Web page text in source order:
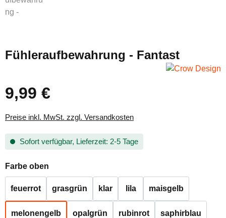
Fühleraufbewahrung - Fantast
Regulärer Preis:
9,99 €
Preise inkl. MwSt. zzgl. Versandkosten
Sofort verfügbar, Lieferzeit: 2-5 Tage
Farbe oben
feuerrot grasgrün klar lila maisgelb
melonengelb opalgrün rubinrot saphirblau